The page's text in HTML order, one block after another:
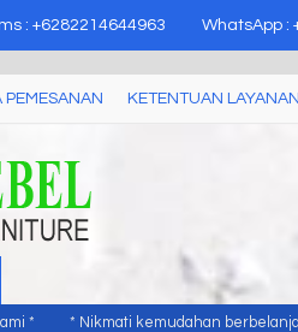
: +6282214644963 WhatsApp :
PEMESANAN KETENTUAN LAYANAN
* * Nikmati kemudahan